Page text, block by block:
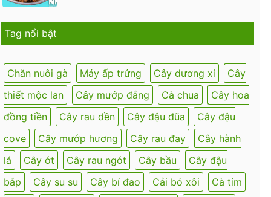
Tag nổi bật
Chăn nuôi gà Máy ấp trứng Cây dương xỉ
Cây
thiết mộc lan
Cây mướp đắng Cà chua
Cây hoa
đồng tiền
Cây rau dền Cây đậu đũa
Cây đậu
cove
Cây mướp hương Cây rau đay
Cây hành
lá
Cây ớt Cây rau ngót Cây bầu
Cây đậu
bắp
Cây su su Cây bí đao Cải bó xôi
Cà tím